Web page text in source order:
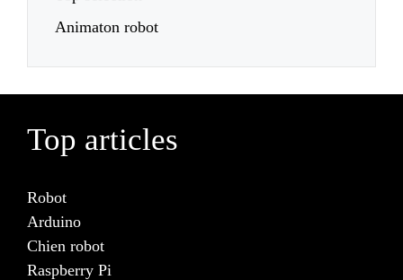
Animaton robot
Top articles
Robot
Arduino
Chien robot
Raspberry Pi